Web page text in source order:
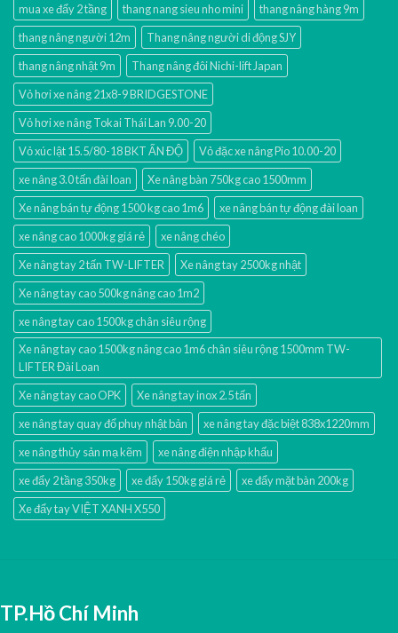
mua xe đẩy 2 tầng
thang nang sieu nho mini
thang nâng hàng 9m
thang nâng người 12m
Thang nâng người di động SJY
thang nâng nhật 9m
Thang nâng đôi Nichi-lift Japan
Vỏ hơi xe nâng 21x8-9 BRIDGESTONE
Vỏ hơi xe nâng Tokai Thái Lan 9.00-20
Vỏ xúc lật 15.5/80-18 BKT ẤN ĐỘ
Vỏ đặc xe nâng Pio 10.00-20
xe nâng 3.0 tấn đài loan
Xe nâng bàn 750kg cao 1500mm
Xe nâng bán tự động 1500 kg cao 1m6
xe nâng bán tự động đài loan
xe nâng cao 1000kg giá rẻ
xe nâng chéo
Xe nâng tay 2 tấn TW-LIFTER
Xe nâng tay 2500kg nhật
Xe nâng tay cao 500kg nâng cao 1m2
xe nâng tay cao 1500kg chân siêu rộng
Xe nâng tay cao 1500kg nâng cao 1m6 chân siêu rộng 1500mm TW-
LIFTER Đài Loan
Xe nâng tay cao OPK
Xe nâng tay inox 2.5 tấn
xe nâng tay quay đổ phuy nhật bản
xe nâng tay đặc biệt 838x1220mm
xe nâng thủy sản mạ kẽm
xe nâng điện nhập khấu
xe đẩy 2 tầng 350kg
xe đẩy 150kg giá rẻ
xe đẩy mặt bàn 200kg
Xe đẩy tay VIỆT XANH X550
TP.Hồ Chí Minh